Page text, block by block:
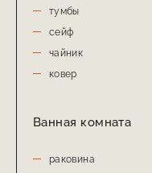
тумбы
сейф
чайник
ковер
Ванная комната
раковина